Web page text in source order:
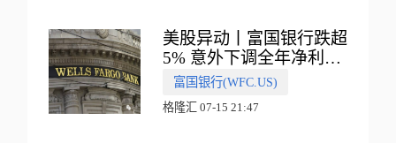
美股异动丨富国银行跌超
5% 意外下调全年净利息
收入指引
富国银行(WFC.US)
格隆汇 07-15 21:47